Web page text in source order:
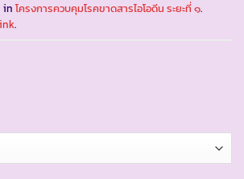
in โครงการควบคุมโรคขาดสารไอโอดีน ระยะที่ ๑.
.